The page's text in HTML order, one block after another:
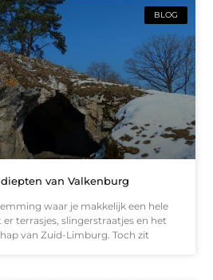
BLOG
van Valkenburg
waar je makkelijk een hele
terrasjes, slingerstraatjes en het
van Zuid-Limburg. Toch zit